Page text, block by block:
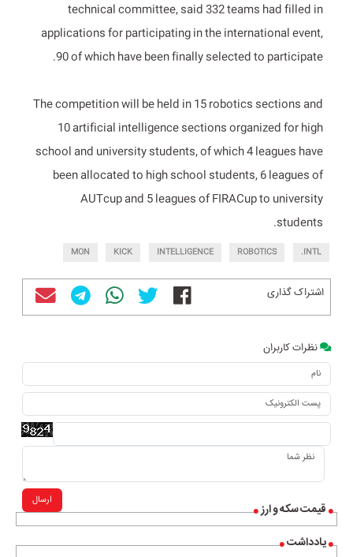
قیمت سکه و ارز
یادداشت
technical committee, said 332 teams had filled in
applications for participating in the international event,
90 of which have been finally selected to participate.
The competition will be held in 15 robotics sections and
10 artificial intelligence sections organized for high
school and university students, of which 4 leagues have
been allocated to high school students, 6 leagues of
AUTcup and 5 leagues of FIRACup to university
students.
INTL.
ROBOTICS
INTELLIGENCE
KICK
MON
اشتراک گذاری
نظرات کاربران
ارسال